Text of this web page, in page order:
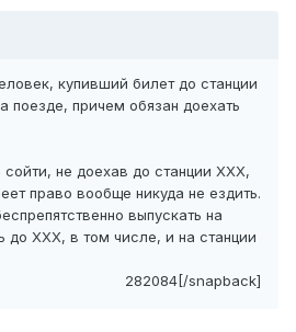
купивший билет до станции
поезде, причем обязан доехать
не доехав до станции ХХХ,
право вообще никуда не ездить.
выпускать на
до ХХХ, в том числе, и на станции
282084[/snapback]